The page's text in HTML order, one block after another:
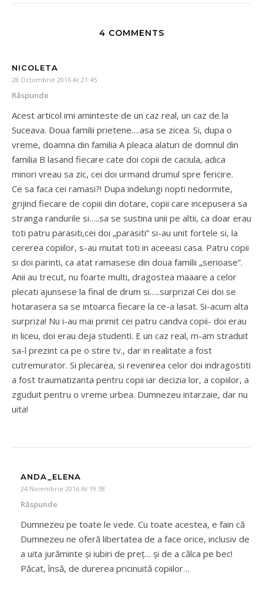
4 COMMENTS
NICOLETA
28 Octombrie 2016 At 21:45
Răspunde
Acest articol imi aminteste de un caz real, un caz de la
Suceava. Doua familii prietene….asa se zicea. Si, dupa o
vreme, doamna din familia A pleaca alaturi de domnul din
familia B lasand fiecare cate doi copii de caciula, adica
minori vreau sa zic, cei doi urmand drumul spre fericire.
Ce sa faca cei ramasi?! Dupa indelungi nopti nedormite,
grijind fiecare de copiii din dotare, copii care incepusera sa
stranga randurile si…..sa se sustina unii pe altii, ca doar erau
toti patru parasiti,cei doi „parasiti” si-au unit fortele si, la
cererea copiilor, s-au mutat toti in aceeasi casa. Patru copii
si doi parinti, ca atat ramasese din doua familii „serioase”.
Anii au trecut, nu foarte multi, dragostea maaare a celor
plecati ajunsese la final de drum si…..surpriza! Cei doi se
hotarasera sa se intoarca fiecare la ce-a lasat. Si-acum alta
surpriza! Nu i-au mai primit cei patru candva copii- doi erau
in liceu, doi erau deja studenti. E un caz real, m-am straduit
sa-l prezint ca pe o stire tv., dar in realitate a fost
cutremurator. Si plecarea, si revenirea celor doi indragostiti
a fost traumatizanta pentru copii iar decizia lor, a copiilor, a
zguduit pentru o vreme urbea. Dumnezeu intarzaie, dar nu
uita!
ANDA_ELENA
24 Noiembrie 2016 At 19:38
Răspunde
Dumnezeu pe toate le vede. Cu toate acestea, e fain că
Dumnezeu ne oferă libertatea de a face orice, inclusiv de
a uita jurăminte și iubiri de preț… și de a călca pe bec!
Păcat, însă, de durerea pricinuită copiilor…